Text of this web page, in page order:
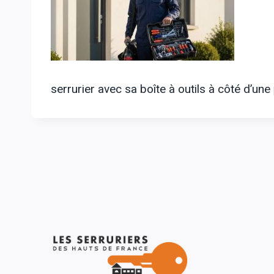
serrurier avec sa boîte à outils à côté d’une